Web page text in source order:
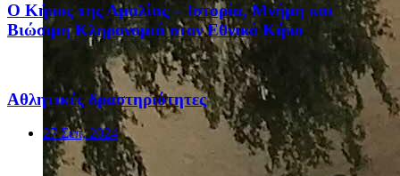
Ο Κήπος της Αμαλίας – Ιστορία, Μνήμη και
Βιώσιμη Κληρονομιά στον Εθνικό Κήπο
Αθλητικές δραστηριότητες
27 Σεπ, 2024